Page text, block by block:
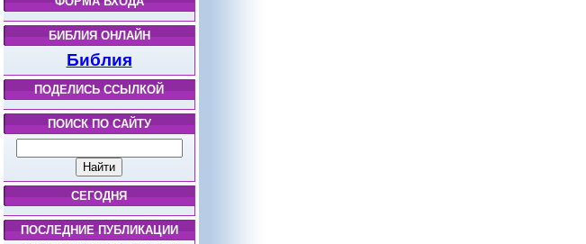
БИБЛИЯ ОНЛАЙН
Библия
ПОДЕЛИСЬ ССЫЛКОЙ
ПОИСК ПО САЙТУ
СЕГОДНЯ
ПОСЛЕДНИЕ ПУБЛИКАЦИИ